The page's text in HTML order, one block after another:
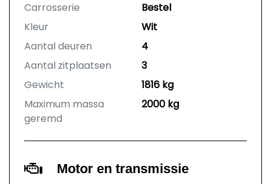
Carrosserie
Bestel
Kleur
Wit
Aantal deuren
4
Aantal zitplaatsen
3
Gewicht
1816 kg
Maximum massa
geremd
2000 kg
Motor en transmissie